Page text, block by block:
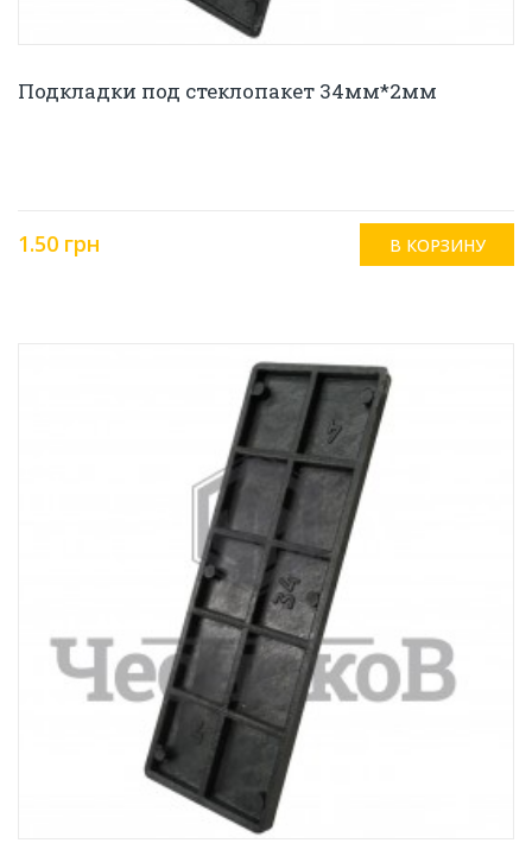
Подкладки под стеклопакет 34мм*2мм
1.50 грн